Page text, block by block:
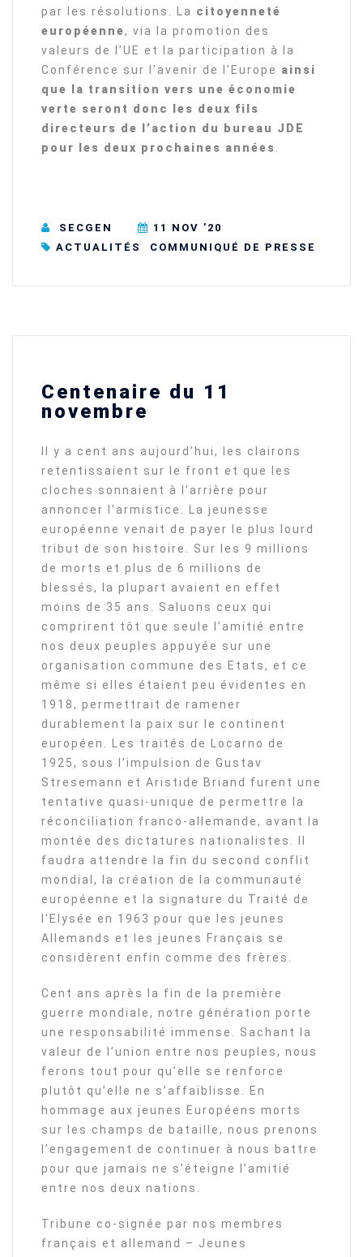
par les résolutions. La citoyenneté
européenne, via la promotion des
valeurs de l’UE et la participation à la
Conférence sur l’avenir de l’Europe ainsi
que la transition vers une économie
verte seront donc les deux fils
directeurs de l’action du bureau JDE
pour les deux prochaines années
SECGEN
11 NOV ’20
ACTUALITÉS
COMMUNIQUÉ DE PRESSE
Centenaire du 11
novembre
Il y a cent ans aujourd’hui, les clairons
retentissaient sur le front et que les
cloches sonnaient à l’arrière pour
annoncer l’armistice. La jeunesse
européenne venait de payer le plus lourd
tribut de son histoire. Sur les 9 millions
de morts et plus de 6 millions de
blessés, la plupart avaient en effet
moins de 35 ans. Saluons ceux qui
comprirent tôt que seule l’amitié entre
nos deux peuples appuyée sur une
organisation commune des Etats, et ce
même si elles étaient peu évidentes en
1918, permettrait de ramener
durablement la paix sur le continent
européen. Les traités de Locarno de
1925, sous l’impulsion de Gustav
Stresemann et Aristide Briand furent une
tentative quasi-unique de permettre la
réconciliation franco-allemande, avant la
montée des dictatures nationalistes. Il
faudra attendre la fin du second conflit
mondial, la création de la communauté
européenne et la signature du Traité de
l’Elysée en 1963 pour que les jeunes
Allemands et les jeunes Français se
considèrent enfin comme des frères.
Cent ans après la fin de la première
guerre mondiale, notre génération porte
une responsabilité immense. Sachant la
valeur de l’union entre nos peuples, nous
ferons tout pour qu’elle se renforce
plutôt qu’elle ne s’affaiblisse. En
hommage aux jeunes Européens morts
sur les champs de bataille, nous prenons
l’engagement de continuer à nous battre
pour que jamais ne s’éteigne l’amitié
entre nos deux nations.
Tribune co-signée par nos membres
français et allemand – Jeunes